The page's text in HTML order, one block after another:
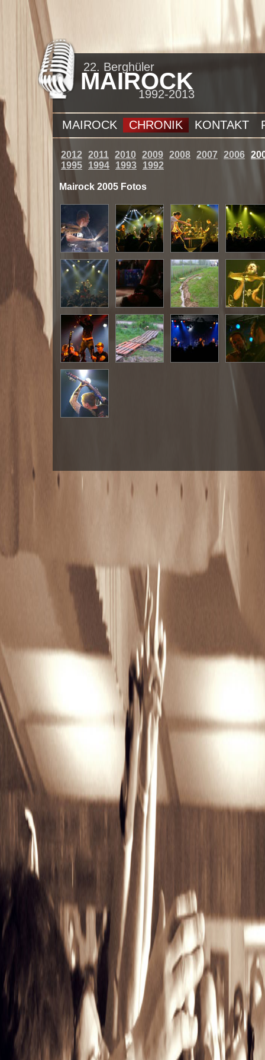
22. Berghüler
MAIROCK
1992-2013
MAIROCK CHRONIK KONTAKT
2012 2011 2010 2009 2008 2007 2006
1995
1994 1993 1992
Mairock 2005 Fotos